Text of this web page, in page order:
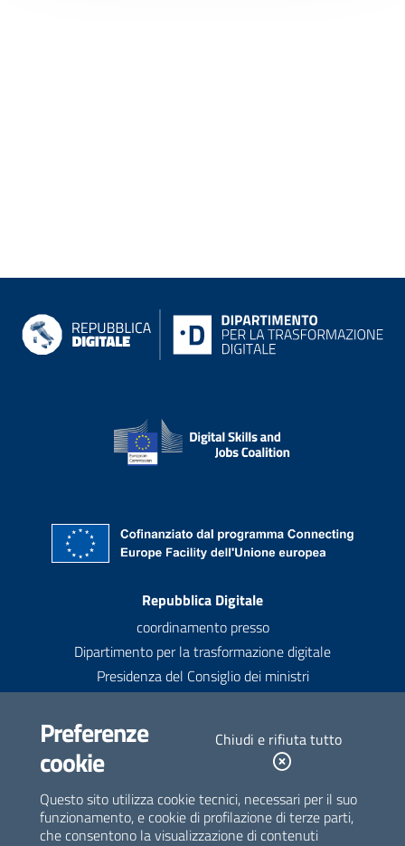
Preferenze
cookie
Chiudi e rifiuta tutto
Questo sito utilizza cookie tecnici, necessari per il suo
funzionamento, e cookie di profilazione di terze parti,
che consentono la visualizzazione di contenuti
siti di riferimento
Repubblica Digitale
coordinamento presso
Dipartimento per la trasformazione digitale
Presidenza del Consiglio dei ministri
contatti@repubblicadigitale.gov.it
Newsletter
Iscriviti alla newsletter